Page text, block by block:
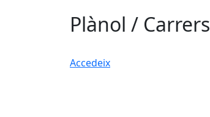
Plànol / Carrers
Accedeix